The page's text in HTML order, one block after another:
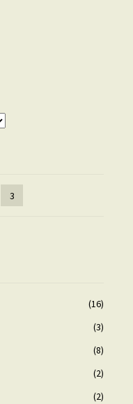
3
(16)
(3)
(8)
(2)
(2)